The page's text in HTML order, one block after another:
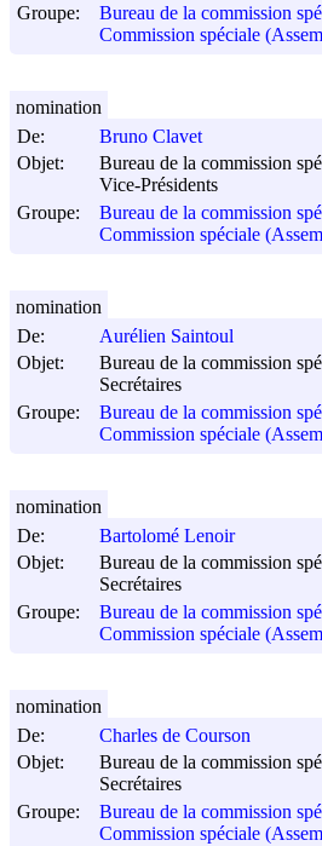
Groupe:
Bureau de la commission
Commission spéciale
De:
Bruno Clavet
Objet:
Bureau de la commission
Vice-Présidents
Groupe:
Bureau de la commission
Commission spéciale
nomination
De:
Aurélien Saintoul
Objet:
Bureau de la commission
Secrétaires
Groupe:
Bureau de la commission
Commission spéciale
nomination
De:
Bartolomé Lenoir
Objet:
Bureau de la commission
Secrétaires
Groupe:
Bureau de la commission
Commission spéciale
nomination
De:
Charles de Courson
Objet:
Bureau de la commission
Secrétaires
Groupe:
Bureau de la commission
Commission spéciale
nomination